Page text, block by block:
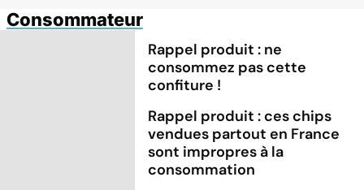
Consommateur
Rappel produit : ne
consommez pas cette
confiture !
Rappel produit : ces chips
vendues partout en France
sont impropres à la
consommation